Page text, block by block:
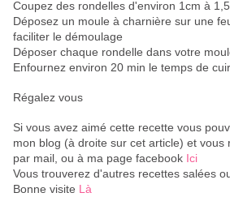
Coupez des rondelles d'environ 1cm à
Déposez un moule à charnière sur une
faciliter le démoulage
Déposer chaque rondelle dans votre
Enfournez environ 20 min le temps de
Régalez vous
Si vous avez aimé cette recette vous
mon blog (à droite sur cet article) et vous
par mail, ou à ma page facebook Ici
Vous trouverez d'autres recettes salées
Bonne visite Là